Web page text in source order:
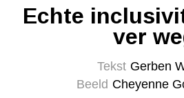
Echte
ver
Tekst Gerben
Beeld Cheyenne